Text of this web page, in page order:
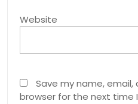
Website
Save my name,
browser for the next time